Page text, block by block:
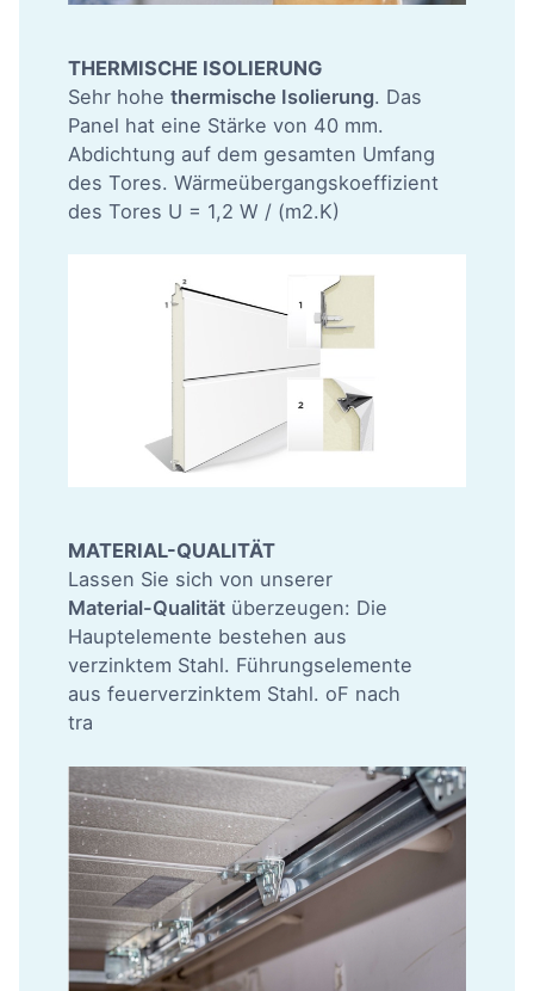
THERMISCHE ISOLIERUNG
Sehr hohethermische Isolierung. Das
Panel hat eine Stärke von 40 mm.
Abdichtung auf dem gesamten Umfang
des Tores. Wärmeübergangskoeffizient
des Tores U = 1,2 W / (m2.K)
MATERIAL-QUALITÄT
Lassen Sie sich von unserer
Material-Qualität überzeugen: Die
Hauptelemente bestehen aus
verzinktem Stahl. Führungselemente
aus feuerverzinktem Stahl. oF nach
tra